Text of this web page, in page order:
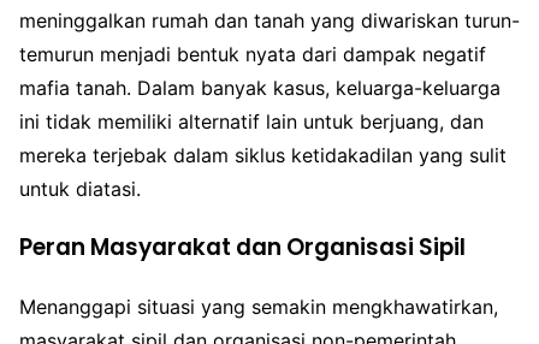
meninggalkan rumah dan tanah yang diwariskan turun-
temurun menjadi bentuk nyata dari dampak negatif
mafia tanah. Dalam banyak kasus, keluarga-keluarga
ini tidak memiliki alternatif lain untuk berjuang, dan
mereka terjebak dalam siklus ketidakadilan yang sulit
untuk diatasi.
Peran Masyarakat dan Organisasi Sipil
Menanggapi situasi yang semakin mengkhawatirkan,